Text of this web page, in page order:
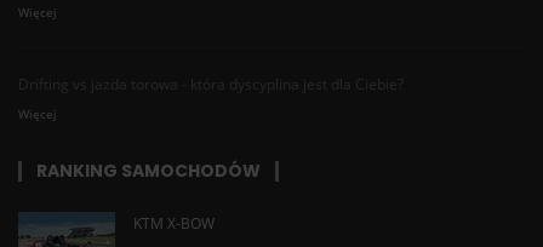
Więcej
Drifting vs jazda torowa - która dyscyplina jest dla Ciebie?
Więcej
RANKING SAMOCHODÓW
KTM X-BOW